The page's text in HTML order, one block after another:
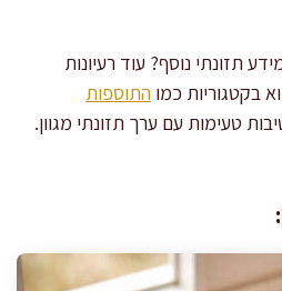
תזונתי נוסף? עוד רעיונות
בקטגוריות כמו התוספות
טעימות עם ערך תזונתי מגוון.